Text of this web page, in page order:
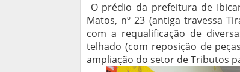
O prédio da prefeitura de
Matos, nº 23 (antiga travessa
com a requalificação de
telhado (com reposição de
ampliação do setor de Tributos